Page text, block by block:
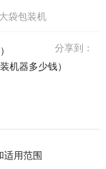
大袋包装机
分享到：
机器多少钱）
适用范围